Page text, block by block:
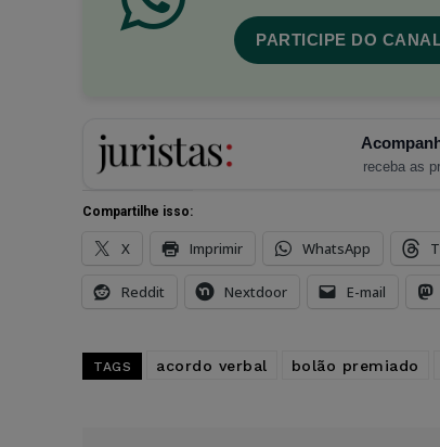
PARTICIPE DO
receba as
Compartilhe isso:
X Imprimir WhatsApp
Reddit Nextdoor E-mail
TAGS acordo verbal bolão premiado